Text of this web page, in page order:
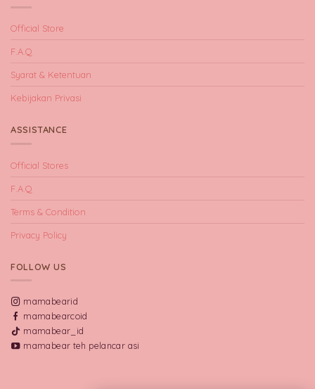
Official Store
F.A.Q
Syarat & Ketentuan
Kebijakan Privasi
ASSISTANCE
Official Stores
F.A.Q
Terms & Condition
Privacy Policy
FOLLOW US
mamabearid
mamabearcoid
mamabear_id
mamabear teh pelancar asi